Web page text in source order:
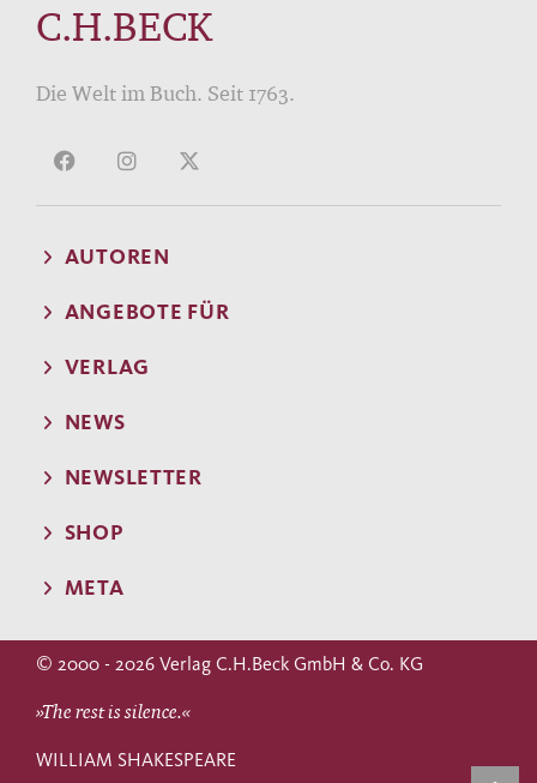
C.H.BECK
Die Welt im Buch. Seit 1763.
AUTOREN
ANGEBOTE FÜR
VERLAG
NEWS
NEWSLETTER
SHOP
META
© 2000 - 2026 Verlag C.H.Beck GmbH & Co. KG
»The rest is silence.«
WILLIAM SHAKESPEARE